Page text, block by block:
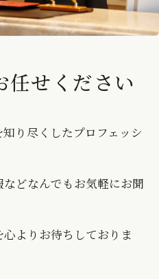
任せください
知り尽くしたプロフェッシ
などなんでもお気軽にお聞
よりお待ちしておりま